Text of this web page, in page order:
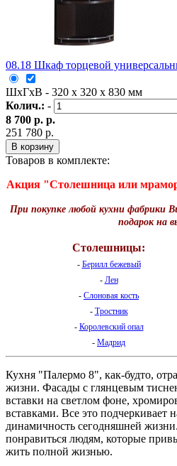
08.18 Шкаф торцевой
ШxГxВ - 320 x 320 x 830 мм
Колич.: -
8 700 р. р.
251 780 р.
В корзину
Товаров в комплекте:
Акция "Столешница или
При покупке любой кухни фабрики
подарок на
Столешницы:
- Берилл бежевый
- Лен
- Слоновая кость
- Тростник
- Королевский опал
- Мадрид
Кухня "Палермо 8", как-будто,
жизни. Фасады с глянцевым
вставки на светлом фоне,
вставками. Все это подчеркивает
динамичность сегодняшней
понравиться людям, которые
жить полной жизнью.